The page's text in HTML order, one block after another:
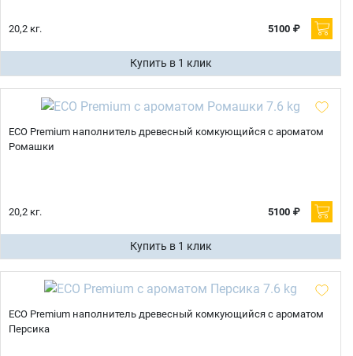
20,2 кг. 5100 ₽
Купить в 1 клик
ECO Premium наполнитель древесный комкующийся с ароматом
Ромашки
20,2 кг. 5100 ₽
Купить в 1 клик
ECO Premium наполнитель древесный комкующийся с ароматом
Персика